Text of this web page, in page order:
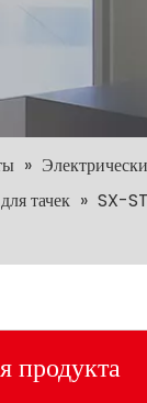
»
тачек » SX-
продукта